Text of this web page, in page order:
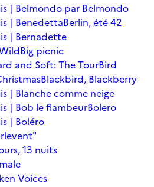
| Belmondo par Belmondo
| BenedettaBerlin, été 42
| Bernadette
Big picnic
and Soft: The TourBird
Blackbird, Blackberry
| Blanche comme neige
| Bob le flambeurBolero
| Boléro
13 nuits
Voices